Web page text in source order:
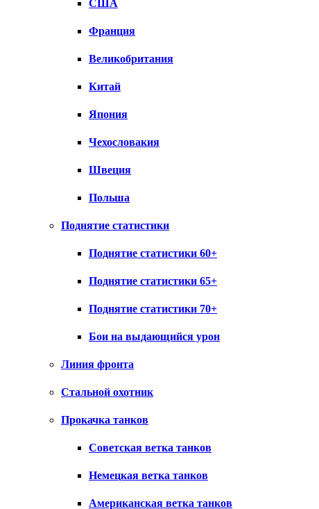
США
Франция
Великобритания
Китай
Япония
Чехословакия
Швеция
Польша
Поднятие статистики
Поднятие статистики 60+
Поднятие статистики 65+
Поднятие статистики 70+
Бои на выдающийся урон
Линия фронта
Стальной охотник
Прокачка танков
Советская ветка танков
Немецкая ветка танков
Американская ветка танков